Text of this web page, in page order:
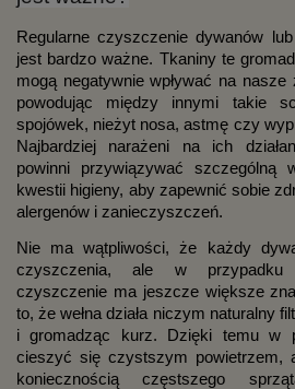
Regularne czyszczenie dywanów lub
jest bardzo ważne. Tkaniny te
mogą negatywnie wpływać na
powodując między innymi takie
spojówek, nieżyt nosa, astmę czy
Najbardziej narażeni na ich
powinni przywiązywać szczególną
kwestii higieny, aby zapewnić sobie
alergenów i zanieczyszczeń.
Nie ma wątpliwości, że każdy
czyszczenia, ale w przypadku
czyszczenie ma jeszcze większe
to, że wełna działa niczym naturalny
i gromadząc kurz. Dzięki temu w
cieszyć się czystszym powietrzem,
koniecznością częstszego